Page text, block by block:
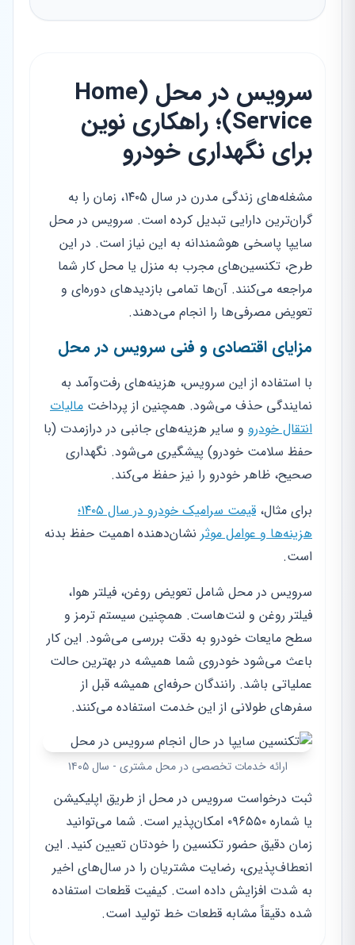
سرویس در محل (Home
Service)؛ راهکاری نوین
برای نگهداری خودرو
مشغله‌های زندگی مدرن در سال ۱۴۰۵، زمان را به
گران‌ترین دارایی تبدیل کرده است. سرویس در محل
سایپا پاسخی هوشمندانه به این نیاز است. در این
طرح، تکنسین‌های مجرب به منزل یا محل کار شما
مراجعه می‌کنند. آن‌ها تمامی بازدیدهای دوره‌ای و
تعویض مصرفی‌ها را انجام می‌دهند.
مزایای اقتصادی و فنی سرویس در محل
با استفاده از این سرویس، هزینه‌های رفت‌وآمد به
نمایندگی حذف می‌شود. همچنین از پرداخت مالیات
انتقال خودرو و سایر هزینه‌های جانبی در درازمدت (با
حفظ سلامت خودرو) پیشگیری می‌شود. نگهداری
صحیح، ظاهر خودرو را نیز حفظ می‌کند.
برای مثال،
قیمت سرامیک خودرو در سال ۱۴۰۵؛
هزینه‌ها و عوامل موثر نشان‌دهنده اهمیت حفظ بدنه
است.
سرویس در محل شامل تعویض روغن، فیلتر هوا،
فیلتر روغن و لنت‌هاست. همچنین سیستم ترمز و
سطح مایعات خودرو به دقت بررسی می‌شود. این کار
باعث می‌شود خودروی شما همیشه در بهترین حالت
عملیاتی باشد. رانندگان حرفه‌ای همیشه قبل از
سفرهای طولانی از این خدمت استفاده می‌کنند.
ارائه خدمات تخصصی در محل مشتری - سال ۱۴۰۵
ثبت درخواست سرویس در محل از طریق اپلیکیشن
یا شماره ۰۹۶۵۵۰ امکان‌پذیر است. شما می‌توانید
زمان دقیق حضور تکنسین را خودتان تعیین کنید. این
انعطاف‌پذیری، رضایت مشتریان را در سال‌های اخیر
به شدت افزایش داده است. کیفیت قطعات استفاده
شده دقیقاً مشابه قطعات خط تولید است.